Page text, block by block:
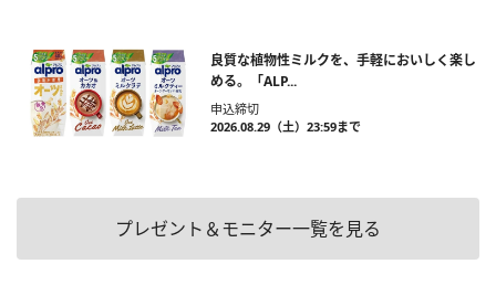
良質な植物性ミルクを、手軽においしく楽し
める。「ALP...
申込締切
2026.08.29（土）23:59まで
プレゼント＆モニター一覧を見る